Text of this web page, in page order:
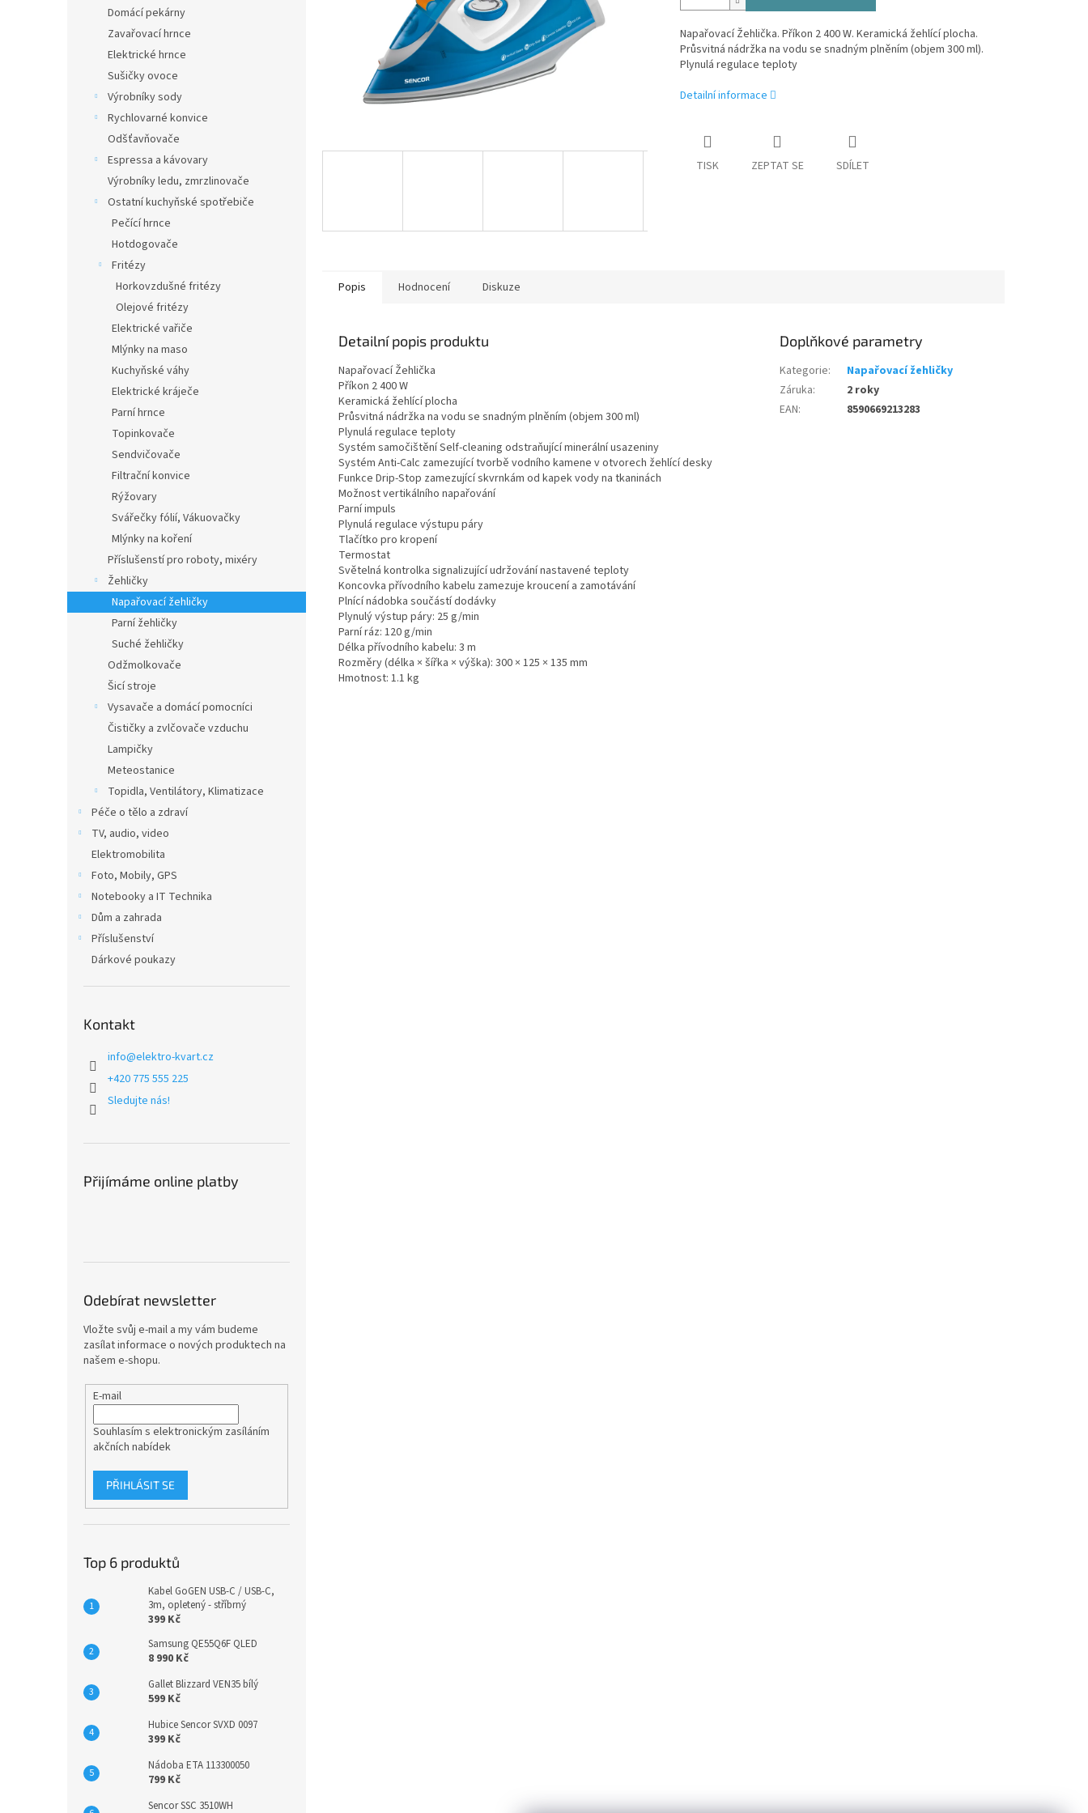
Domácí pekárny
Zavařovací hrnce
Elektrické hrnce
Sušičky ovoce
Výrobníky sody
Rychlovarné konvice
Odšťavňovače
Espressa a kávovary
Výrobníky ledu, zmrzlinovače
Ostatní kuchyňské spotřebiče
Pečící hrnce
Hotdogovače
Fritézy
Horkovzdušné fritézy
Olejové fritézy
Elektrické vařiče
Mlýnky na maso
Kuchyňské váhy
Elektrické kráječe
Parní hrnce
Topinkovače
Sendvičovače
Filtrační konvice
Rýžovary
Svářečky fólií, Vákuovačky
Mlýnky na koření
Příslušenstí pro roboty, mixéry
Žehličky
Napařovací žehličky
Parní žehličky
Suché žehličky
Odžmolkovače
Šicí stroje
Vysavače a domácí pomocníci
Čističky a zvlčovače vzduchu
Lampičky
Meteostanice
Topidla, Ventilátory, Klimatizace
Péče o tělo a zdraví
TV, audio, video
Elektromobilita
Foto, Mobily, GPS
Notebooky a IT Technika
Dům a zahrada
Příslušenství
Dárkové poukazy
Kontakt
info@elektro-kvart.cz
+420 775 555 225
Sledujte nás!
Přijímáme online platby
Odebírat newsletter
Vložte svůj e-mail a my vám budeme
zasílat informace o nových produktech na
našem e-shopu.
E-mail
Souhlasím s elektronickým zasíláním
akčních nabídek
PŘIHLÁSIT SE
Top 6 produktů
Kabel GoGEN USB-C / USB-C,
3m, opletený - stříbrný
399 Kč
Samsung QE55Q6F QLED
8 990 Kč
Gallet Blizzard VEN35 bílý
599 Kč
Hubice Sencor SVXD 0097
399 Kč
Nádoba ETA 113300050
799 Kč
Sencor SSC 3510WH
Napařovací Žehlička. Příkon 2 400 W. Keramická žehlící plocha.
Průsvitná nádržka na vodu se snadným plněním (objem 300 ml).
Plynulá regulace teploty
Detailní informace
TISK ZEPTAT SE SDÍLET
Popis Hodnocení Diskuze
Detailní popis produktu
Napařovací Žehlička
Příkon 2 400 W
Keramická žehlící plocha
Průsvitná nádržka na vodu se snadným plněním (objem 300 ml)
Plynulá regulace teploty
Systém samočištění Self-cleaning odstraňující minerální usazeniny
Systém Anti-Calc zamezující tvorbě vodního kamene v otvorech žehlící desky
Funkce Drip-Stop zamezující skvrnkám od kapek vody na tkaninách
Možnost vertikálního napařování
Parní impuls
Plynulá regulace výstupu páry
Tlačítko pro kropení
Termostat
Světelná kontrolka signalizující udržování nastavené teploty
Koncovka přívodního kabelu zamezuje kroucení a zamotávání
Plnící nádobka součástí dodávky
Plynulý výstup páry: 25 g/min
Parní ráz: 120 g/min
Délka přívodního kabelu: 3 m
Rozměry (délka × šířka × výška): 300 × 125 × 135 mm
Hmotnost: 1.1 kg
Doplňkové parametry
Kategorie:
Napařovací žehličky
Záruka:
2 roky
EAN: 8590669213283